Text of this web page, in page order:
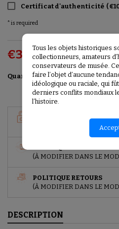
Certificat d'authenticité (
* is required
€30.00 VAT included
Quantity 
GARANTIES SÉCURITÉ
(À MODIFIER DANS LE
(À MODIFIER DANS LE
POLITIQUE RETOURS
(À MODIFIER DANS LE
DESCRIPTION
Tous les objets historiques
collectionneurs, amateurs
conservateurs de musée.
faire l’objet d’aucune
idéologique ou raciale, qui
derniers conflits mondiaux
l’histoire.